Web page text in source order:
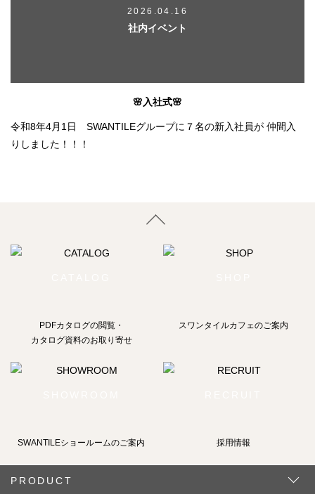
2026.04.16
社内イベント
🌸入社式🌸
令和8年4月1日 SWANTILEグループに７名の新入社員が 仲間入
りしました！！！
PDFカタログの閲覧・
カタログ資料のお取り寄せ
スワンタイルカフェのご案内
SWANTILEショールームのご案内 採用情報
PRODUCT